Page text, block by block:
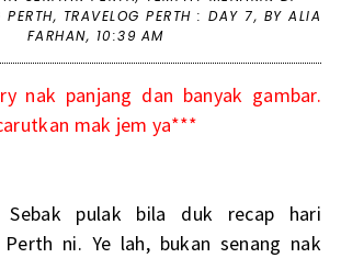
PERTH, TRAVELOG PERTH : DAY 7, BY ALIA
FARHAN, 10:39 AM
nak panjang dan banyak gambar.
mak jem ya***
Sebak pulak bila duk recap hari
ni. Ye lah, bukan senang nak